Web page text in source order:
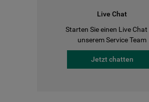
Live Chat
Starten Sie einen Live
unserem Service Team
Jetzt chatten